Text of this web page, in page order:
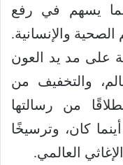
بما يسهم في رفع
والإنسانية.
على مد يد العون
والتخفيف من
من رسالتها
كان، وترسيخًا
العالمي.